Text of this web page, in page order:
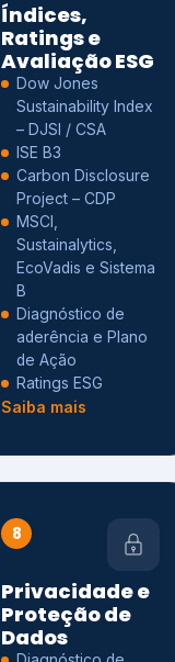
Índices,
Ratings e
Avaliação ESG
Dow Jones
Sustainability Index
– DJSI / CSA
ISE B3
Carbon Disclosure
Project – CDP
MSCI,
Sustainalytics,
EcoVadis e Sistema
B
Diagnóstico de
aderência e Plano
de Ação
Ratings ESG
Saiba mais
8
Privacidade e
Proteção de
Dados